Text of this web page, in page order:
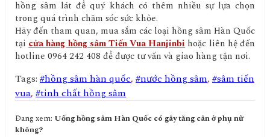
hồng sâm lát để quý khách có thêm nhiều sự lựa chọn
trong quá trình chăm sóc sức khỏe.
Hãy đến tham quan, mua sắm các loại hồng sâm Hàn Quốc
tạicửa hàng hồng sâm Tiến Vua Hanjinbihoặc liên hệ đến
hotline 0964 242 408 để được tư vấn và giao hàng tận nơi.
Tags: #hồng sâm hàn quốc, #nước hồng sâm, #sâm tiến
vua, #tinh chất hồng sâm
Đang xem: Uống hồng sâm Hàn Quốc có gây tăng cân ở phụ nữ
không?